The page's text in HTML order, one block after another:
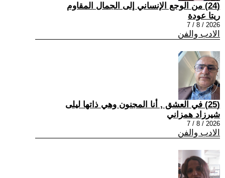
(24) من الوجع الإنساني إلى الجمال المقاوم
ريتا عودة
2026 / 8 / 7
الادب والفن
(25) في العشق , أنا المجنون وهي ذاتها ليلى
شيرزاد همزاني
2026 / 8 / 7
الادب والفن